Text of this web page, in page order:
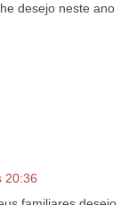
desejo neste ano
20:36